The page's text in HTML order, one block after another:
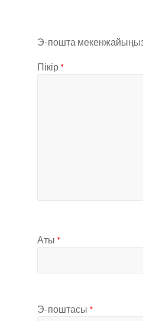
Э-пошта
Пікір *
Аты *
Э-поштасы *